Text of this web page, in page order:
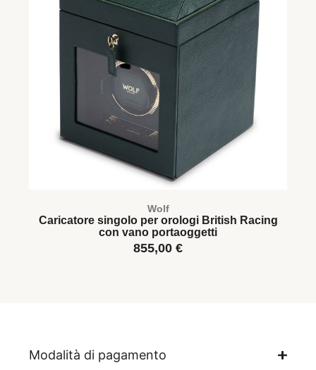
Wolf
Caricatore singolo per orologi British Racing
con vano portaoggetti
855,00 €
Modalità di pagamento